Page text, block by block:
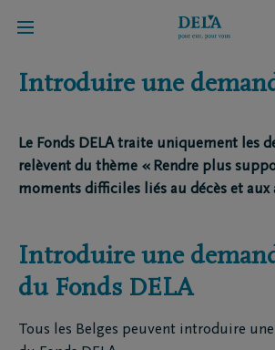
A propos de nous
Introduire une
Le Fonds DELA traite uniquement les
relèvent du thème « Rendre plus
moments difficiles liés au décès et aux
Introduire une
du Fonds DELA
Tous les Belges peuvent introduire